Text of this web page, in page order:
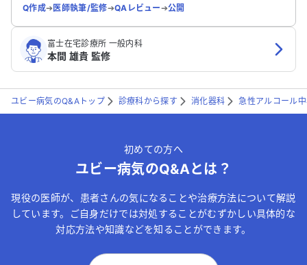
Q作成➔医師執筆/監修➔QAレビュー➔公開
富士在宅診療所 一般内科
本間 雄貴 監修
ユビー病気のQ&Aトップ 診療科から探す 消化器科 急性アルコール
初めての方へ
ユビー病気のQ&Aとは？
現役の医師が、患者さんの気になることや治療方法について解説
しています。ご自身だけでは対処することがむずかしい具体的な
対応方法や知識などを知ることができます。